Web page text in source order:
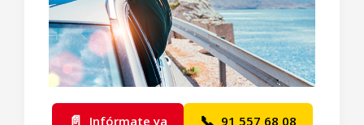
📄 Infórmate ya 📞 91 557 68 08